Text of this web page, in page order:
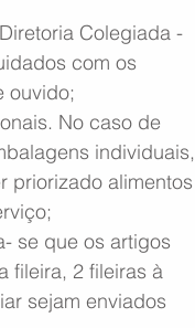
Colegiada -
com os
ouvido;
No caso de
individuais,
priorizado alimentos
se que os artigos
fileira, 2 fileiras à
sejam enviados